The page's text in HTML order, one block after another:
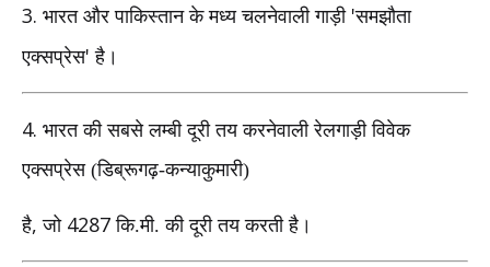
3. भारत और पाकिस्तान के मध्य चलनेवाली गाड़ी 'समझौता
एक्सप्रेस'है।
4. भारत की सबसे लम्बी दूरी तय करनेवाली रेलगाड़ी विवेक
एक्सप्रेस (डिब्रूगढ़-कन्याकुमारी)
है,जो 4287 कि.मी. की दूरी तय करती है।